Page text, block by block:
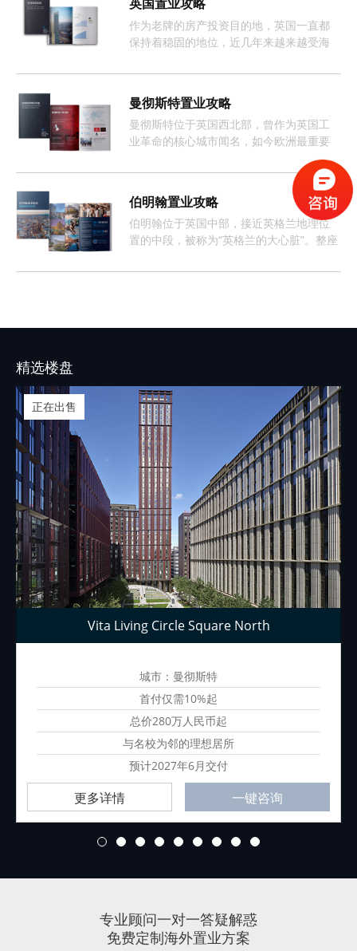
英国置业攻略
作为老牌的房产投资目的地，英国一直都
保持着稳固的地位，近几年来越来越受海
曼彻斯特置业攻略
曼彻斯特位于英国西北部，曾作为英国工
业革命的核心城市闻名，如今欧洲最重要
伯明翰置业攻略
伯明翰位于英国中部，接近英格兰地理位
置的中段，被称为“英格兰的大心脏”。整座
伯明翰的租房市场长期呈现供不应求的情
精选楼盘
正在出售
Vita Living Circle Square North
城市：曼彻斯特
首付仅需10%起
总价280万人民币起
与名校为邻的理想居所
预计2027年6月交付
更多详情 一键咨询
3 4 5 6 7 8 9
专业顾问一对一答疑解惑
免费定制海外置业方案